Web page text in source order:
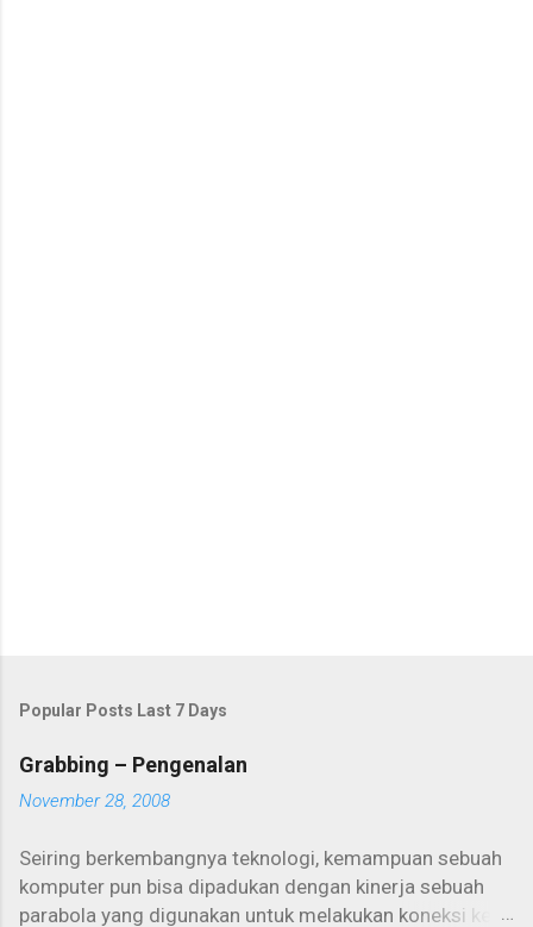
Popular Posts Last 7 Days
Grabbing – Pengenalan
November 28, 2008
Seiring berkembangnya teknologi, kemampuan sebuah
komputer pun bisa dipadukan dengan kinerja sebuah
parabola yang digunakan untuk melakukan koneksi ke